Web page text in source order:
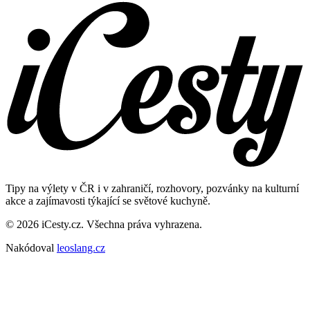
Tipy na výlety v ČR i v zahraničí, rozhovory, pozvánky na kulturní
akce a zajímavosti týkající se světové kuchyně.
© 2026 iCesty.cz. Všechna práva vyhrazena.
Nakódoval leoslang.cz